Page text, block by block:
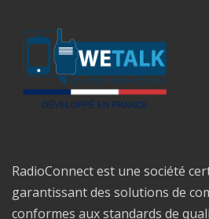
RadioConnect est une société
garantissant des solutions de
conformes aux standards de